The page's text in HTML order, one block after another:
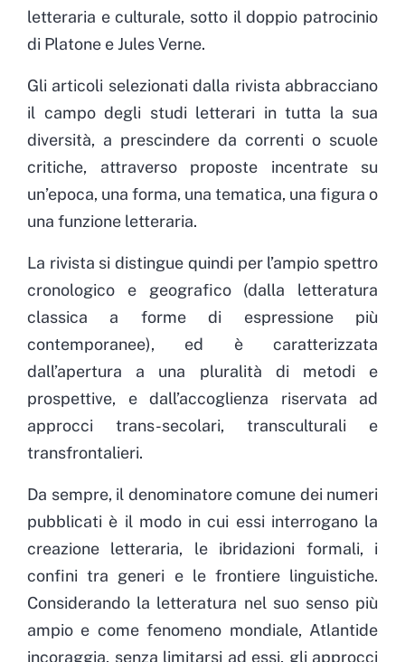
letteraria e culturale, sotto il doppio patrocinio
di Platone e Jules Verne.
Gli articoli selezionati dalla rivista abbracciano
il campo degli studi letterari in tutta la sua
diversità, a prescindere da correnti o scuole
critiche, attraverso proposte incentrate su
un’epoca, una forma, una tematica, una figura o
una funzione letteraria.
La rivista si distingue quindi per l’ampio spettro
cronologico e geografico (dalla letteratura
classica a forme di espressione più
contemporanee), ed è caratterizzata
dall’apertura a una pluralità di metodi e
prospettive, e dall’accoglienza riservata ad
approcci trans-secolari, transculturali e
transfrontalieri.
Da sempre, il denominatore comune dei numeri
pubblicati è il modo in cui essi interrogano la
creazione letteraria, le ibridazioni formali, i
confini tra generi e le frontiere linguistiche.
Considerando la letteratura nel suo senso più
ampio e come fenomeno mondiale, Atlantide
incoraggia, senza limitarsi ad essi, gli approcci